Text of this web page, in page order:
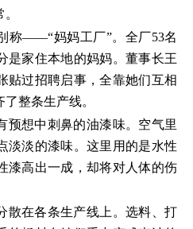
称——“妈妈工厂”。全厂53名
是家住本地的妈妈。董事长王
贴过招聘启事，全靠她们互相
整条生产线。
预想中刺鼻的油漆味。空气里
淡淡的漆味。这里用的是水性
漆高出一成，却将对人体的伤
散在各条生产线上。选料、打